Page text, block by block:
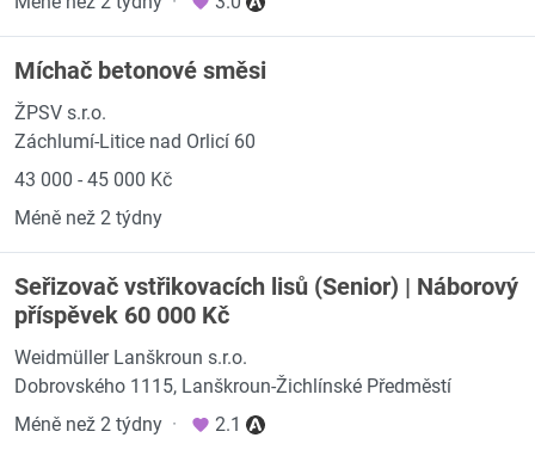
Míchač betonové směsi
ŽPSV s.r.o.
Záchlumí-Litice nad Orlicí 60
43 000 - 45 000 Kč
Méně než 2 týdny
Seřizovač vstřikovacích lisů (Senior) | Náborový
příspěvek 60 000 Kč
Weidmüller Lanškroun s.r.o.
Dobrovského 1115, Lanškroun-Žichlínské Předměstí
Méně než 2 týdny · 2.1